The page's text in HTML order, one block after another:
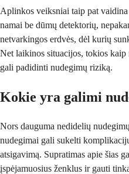
Aplinkos veiksniai taip pat
namai be dūmų detektorių,
netvarkingos erdvės, dėl kurių
Net laikinos situacijos, tokios kaip
gali padidinti nudegimų riziką.
Kokie yra galimi
Nors dauguma nedidelių
nudegimai gali sukelti
atsigavimą. Supratimas apie šias
įspėjamuosius ženklus ir gauti